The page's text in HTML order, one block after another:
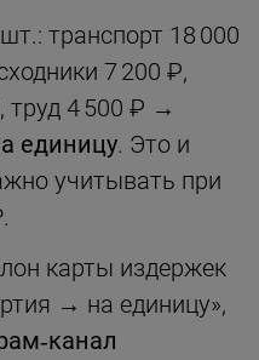
транспорт 18 000
7 200 ₽,
труд 4 500 ₽ →
единицу. Это и
учитывать при
карты издержек
→ на единицу»,